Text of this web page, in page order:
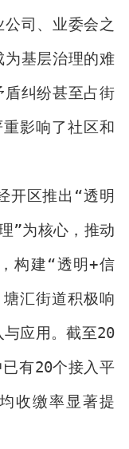
司、业委会之
为基层治理的难
盾纠纷甚至占街
影响了社区和
开区推出“透明
”为核心，推动
构建“透明+信
汇街道积极响
应用。截至20
有20个接入平
收缴率显著提